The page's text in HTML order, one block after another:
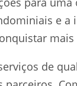
e
de